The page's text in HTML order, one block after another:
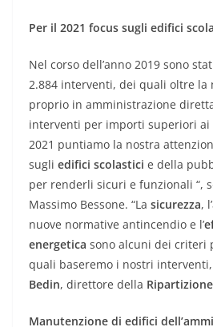
Per il 2021 focus sugli edifici
Nel corso dell’anno 2019 sono
2.884 interventi, dei quali oltre la
proprio in amministrazione
interventi per importi superiori ai
2021 puntiamo la nostra
sugli edifici scolastici e della
per renderli sicuri e funzionali “,
Massimo Bessone. “La sicurezza,
nuove normative antincendio e l’
energetica sono alcuni dei criteri
quali baseremo i nostri
Bedin, direttore della
Manutenzione di edifici